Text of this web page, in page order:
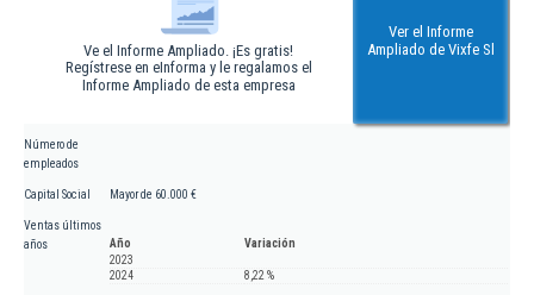
Ve el Informe Ampliado. ¡Es gratis!
Regístrese en eInforma y le regalamos el
Informe Ampliado de esta empresa
Ver el Informe
Ampliado de Vixfe Sl
Número de
empleados
Capital Social Mayor de 60.000 €
Ventas últimos
años
Año
Variación
2023
2024
8,22 %